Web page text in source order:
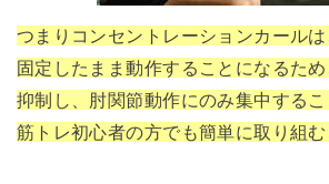
つまりコンセントレーションカール
固定したまま動作することになるた
抑制し、肘関節動作にのみ集中するこ
筋トレ初心者の方でも簡単に取り組む